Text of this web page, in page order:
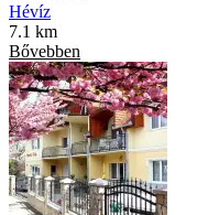
Hévíz
7.1 km
Bővebben